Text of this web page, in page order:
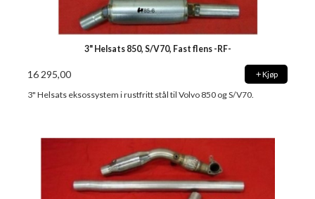
3" Helsats 850, S/V70, Fast flens -RF-
16 295,00 Kjøp
3" Helsats eksossystem i rustfritt stål til Volvo 850 og S/V70.